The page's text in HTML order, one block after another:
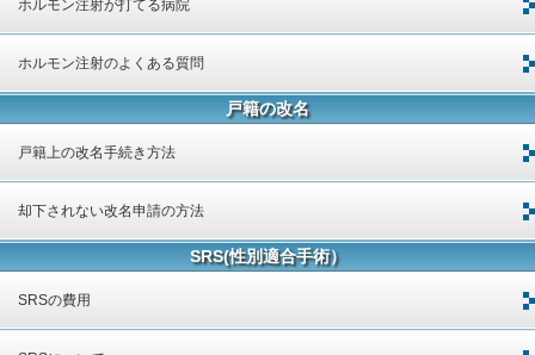
ホルモン注射が打てる病院
ホルモン注射のよくある質問
戸籍の改名
戸籍上の改名手続き方法
却下されない改名申請の方法
SRS(性別適合手術）
SRSの費用